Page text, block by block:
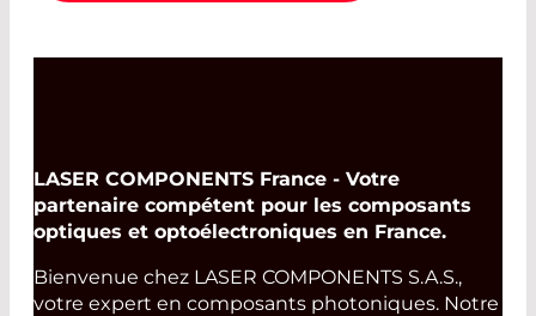
LASER COMPONENTS France - Votre
partenaire compétent pour les composants
optiques et optoélectroniques en France.
Bienvenue chez LASER COMPONENTS S.A.S.,
votre expert en composants photoniques. Notre